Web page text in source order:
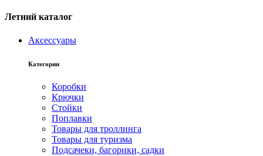
Летний каталог
Аксессуары
Категории
Коробки
Крючки
Стойки
Поплавки
Товары для троллинга
Товары для туризма
Подсачеки, багорики, садки